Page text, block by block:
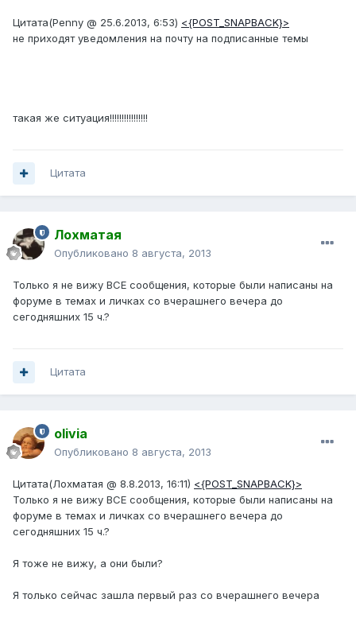
Цитата(Penny @ 25.6.2013, 6:53) <{POST_SNAPBACK}>
не приходят уведомления на почту на подписанные темы
такая же ситуация!!!!!!!!!!!!!!!!
Цитата
Лохматая
Опубликовано 8 августа, 2013
Только я не вижу ВСЕ сообщения, которые были написаны на
форуме в темах и личках со вчерашнего вечера до
сегодняшних 15 ч.?
Цитата
olivia
Опубликовано 8 августа, 2013
Цитата(Лохматая @ 8.8.2013, 16:11) <{POST_SNAPBACK}>
Только я не вижу ВСЕ сообщения, которые были написаны на
форуме в темах и личках со вчерашнего вечера до
сегодняшних 15 ч.?
Я тоже не вижу, а они были?
Я только сейчас зашла первый раз со вчерашнего вечера